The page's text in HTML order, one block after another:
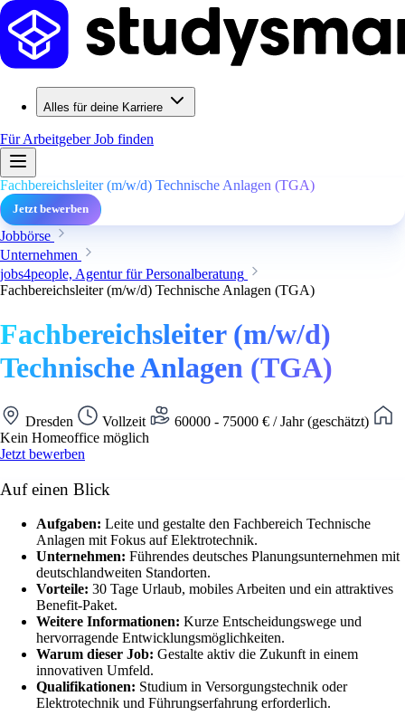
Alles für deine Karriere
Für ArbeitgeberJob finden
Fachbereichsleiter (m/w/d) Technische Anlagen (TGA)
Jetzt bewerben
Jobbörse
Unternehmen
jobs4people, Agentur für Personalberatung
Fachbereichsleiter (m/w/d) Technische Anlagen (TGA)
Fachbereichsleiter (m/w/d)
Technische Anlagen (TGA)
Dresden Vollzeit
60000 - 75000 € / Jahr (geschätzt)
Kein Homeoffice möglich
Jetzt bewerben
Auf einen Blick
Aufgaben: Leite und gestalte den Fachbereich Technische
Anlagen mit Fokus auf Elektrotechnik.
Unternehmen: Führendes deutsches Planungsunternehmen mit
deutschlandweiten Standorten.
Vorteile: 30 Tage Urlaub, mobiles Arbeiten und ein attraktives
Benefit-Paket.
Weitere Informationen: Kurze Entscheidungswege und
hervorragende Entwicklungsmöglichkeiten.
Warum dieser Job: Gestalte aktiv die Zukunft in einem
innovativen Umfeld.
Qualifikationen: Studium in Versorgungstechnik oder
Elektrotechnik und Führungserfahrung erforderlich.